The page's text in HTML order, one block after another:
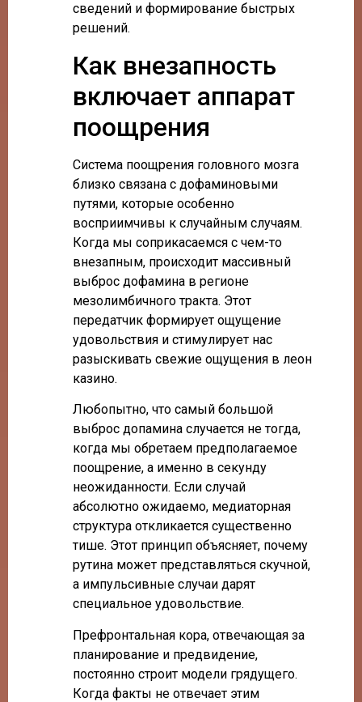
сведений и формирование быстрых
решений.
Как внезапность
включает аппарат
поощрения
Система поощрения головного мозга
близко связана с дофаминовыми
путями, которые особенно
восприимчивы к случайным случаям.
Когда мы соприкасаемся с чем-то
внезапным, происходит массивный
выброс дофамина в регионе
мезолимбичного тракта. Этот
передатчик формирует ощущение
удовольствия и стимулирует нас
разыскивать свежие ощущения в леон
казино.
Любопытно, что самый большой
выброс допамина случается не тогда,
когда мы обретаем предполагаемое
поощрение, а именно в секунду
неожиданности. Если случай
абсолютно ожидаемо, медиаторная
структура откликается существенно
тише. Этот принцип объясняет, почему
рутина может представляться скучной,
а импульсивные случаи дарят
специальное удовольствие.
Префронтальная кора, отвечающая за
планирование и предвидение,
постоянно строит модели грядущего.
Когда факты не отвечает этим